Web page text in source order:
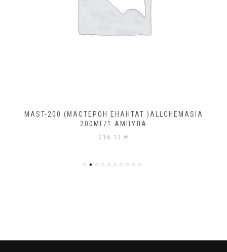
MAST-200 (МАСТЕРОН ЕНАНТАТ )ALLCHEMASIA
200МГ/1 АМПУЛА
216.13 ₴